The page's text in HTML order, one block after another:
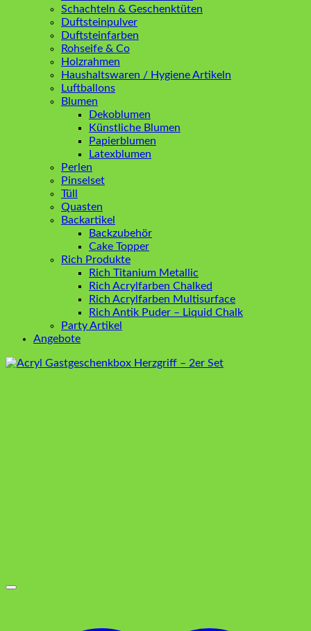
Schachteln & Geschenktüten
Duftsteinpulver
Duftsteinfarben
Rohseife & Co
Holzrahmen
Haushaltswaren / Hygiene Artikeln
Luftballons
Blumen
Dekoblumen
Künstliche Blumen
Papierblumen
Latexblumen
Perlen
Pinselset
Tüll
Quasten
Backartikel
Backzubehör
Cake Topper
Rich Produkte
Rich Titanium Metallic
Rich Acrylfarben Chalked
Rich Acrylfarben Multisurface
Rich Antik Puder – Liquid Chalk
Party Artikel
Angebote